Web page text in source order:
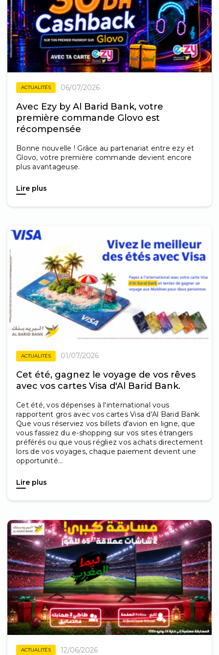
ACTUALITÉS 06/07/2026
Avec Ezy by Al Barid Bank, votre
première commande Glovo est
récompensée
Bonne nouvelle ! Grâce au partenariat entre ezy et
Glovo, votre première commande devient encore
plus avantageuse.
Lire plus
ACTUALITÉS 01/07/2026
Cet été, gagnez le voyage de vos rêves
avec vos cartes Visa d'Al Barid Bank.
Cet été, vos dépenses à l'international vous
rapportent gros avec vos cartes Visa d'Al Barid Bank.
Que vous réserviez vos billets d'avion en ligne, que
vous fassiez du e-shopping sur vos sites étrangers
préférés ou que vous régliez vos achats directement
lors de vos voyages, chaque paiement devient une
opportunité...
Lire plus
ACTUALITÉS 12/06/2026